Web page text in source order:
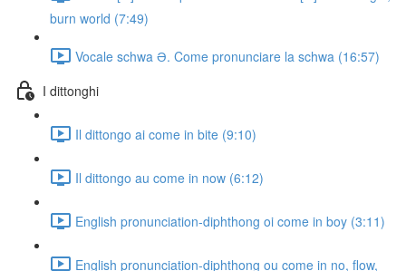
burn world (7:49)
Vocale schwa Ə. Come pronunciare la schwa (16:57)
I dittonghi
Il dittongo ai come in bite (9:10)
Il dittongo au come in now (6:12)
English pronunciation-diphthong oi come in boy (3:11)
English pronunciation-diphthong ou come in no, flow,